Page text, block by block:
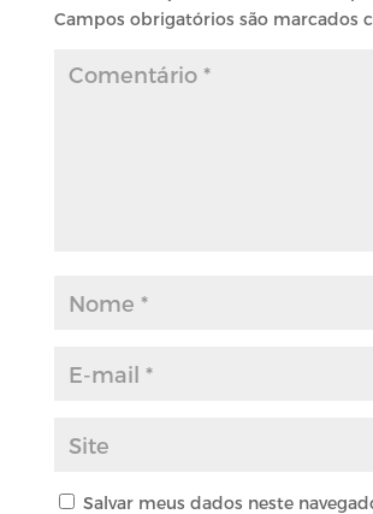
Campos obrigatórios são marcados
Salvar meus dados neste